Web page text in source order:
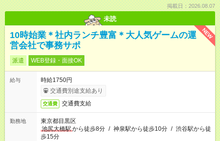
掲載日：2026.08.07
未読
NEW
10時始業＊社内ランチ豊富＊大人気ゲームの運
営会社で事務サポ
派遣 WEB登録・面接OK
給与
時給1750円
交通費別途支給あり
交通費 交通費支給
勤務地
東京都目黒区
池尻大橋駅から徒歩8分 / 神泉駅から徒歩10分 / 渋谷駅から徒
歩15分